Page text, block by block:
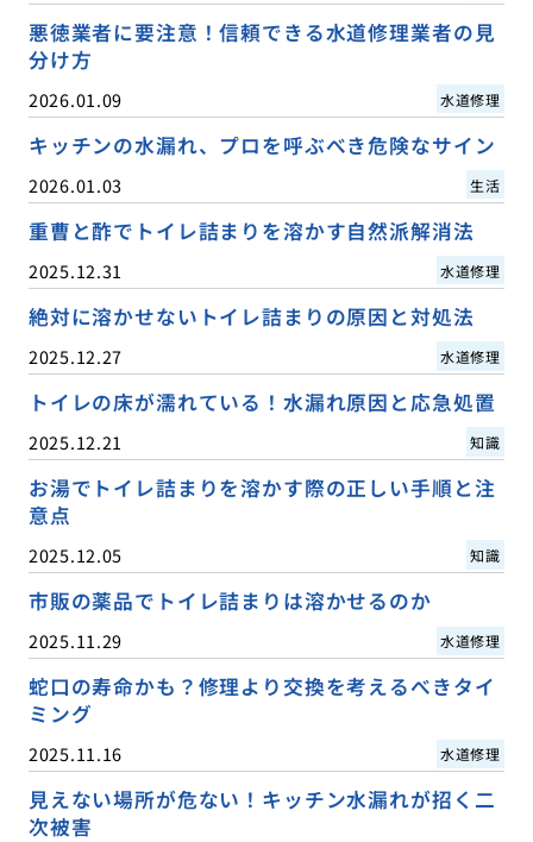
悪徳業者に要注意！信頼できる水道修理業者の見
分け方
2026.01.09 水道修理
キッチンの水漏れ、プロを呼ぶべき危険なサイン
2026.01.03 生活
重曹と酢でトイレ詰まりを溶かす自然派解消法
2025.12.31 水道修理
絶対に溶かせないトイレ詰まりの原因と対処法
2025.12.27 水道修理
トイレの床が濡れている！水漏れ原因と応急処置
2025.12.21 知識
お湯でトイレ詰まりを溶かす際の正しい手順と注
意点
2025.12.05 知識
市販の薬品でトイレ詰まりは溶かせるのか
2025.11.29 水道修理
蛇口の寿命かも？修理より交換を考えるべきタイ
ミング
2025.11.16 水道修理
見えない場所が危ない！キッチン水漏れが招く二
次被害